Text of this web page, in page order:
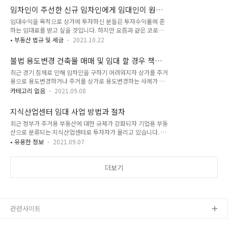
자 등록은 부가가치세법, 소득세법, 법인세법에 따른 사업자등록
입니다. 따라서 사업자 번호가 아닌 '고유..
관리 지원, 공실해소, 우량임차인 유치 및 유지, 임대수익 극대화
를 위한 임대관리 지원, 입주 및 퇴거관리, 민원법수 및 처리, 관
리비 부과 등을 위한 운영관리 지원, 시설물 유지/보수/운영, 에
너지 관리, 인력관리 등을 위한 시설관리 지원 등의 서비스를 제
공합니다. ■ 주요 업무
임차인이 주선한 신규 임차인에게 임대인이 원하
는 만큼 임대료를 인상할 수 있을까?
임대수익을 목적으로 상가에 투자하신 분들은 투자수익률에 준
하는 임대료를 받고 싶을 것입니다. 하지만 요즘과 같은 코로나
19로 인한 경기침체로 임대료를 싸게 줘야 하는 경우 나중에 임
는 분들이 많을 텐데요. 상가건물 임대차 보호법에서는 계약기간
동안 차임 약정이 있더라도 차임 증액 또는 감액 청구가 가능하
도록 정하고 있습니다. 다만, 차임을 증액할 때의 요건과 상한
(5%)을 정해놓았는데요. 상한 제한은 자동갱신이든 임차인의
요구에 따른 갱신이든 기존 임대차계약이 갱신될 때도 동일하게
5%상한 규정을 지키지 않아도 됩니다. 임대인은 개정법 제10조
의 4 제1항 제3호에 규정된 ‘현저히 고액..
• 부동산 법규 및 세금 2021.10.22
불법 용도변경 건축물 매매 및 임대 할 경우 책임
은
최근 경기 침체로 인해 임차인을 구하기 어려워지자 상가를 주거
용으로 용도변경하거나 주거를 상가로 용도변경하는 사례가 늘
고 있는데요. 이럴 경우 해당 관청에 허가나 신고를 해야만 합니
과 받을 수 있습니다. 임차인이 임대인의 동의 없이 무단으로 용
도변경을 하여 사용한다면 부동산 임대차계약 "제3조 [용도변경
및 전대 등] 임차인은 임대인의 동의 없이 위 부동산의 용도나 구
조를 변경하거나 전대 임차인 양도 또는 담보 제공을 하지 못하
며 임대차 목적 이외의 용도로 사용할 수 없다." 조항을 위반한
카테고리 없음 2021.09.08
지식산업센터 임대 사업 방법과 절차
최근 정부가 주거용 부동산에 대한 규제가 강화되자 기업용 부동
산으로 분류되는 지식산업센터로 투자자가 몰리고 있습니다. 몇
년 전까지만 해도 실수요자(법인)의 매입 비율이 70%였지만 요
적으로 구입하는 것이 가능해진데다 임대수익을 안정적으로 올
하는 중소기업에게는 취득세의 50%, 재산세의 37.5% 등 감면
• 유용한 정보 2021.09.07
더보기
관련사이트